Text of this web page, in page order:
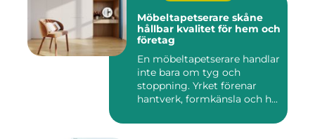
Möbeltapetserare skåne
hållbar kvalitet för hem och
företag
En möbeltapetserare handlar
inte bara om tyg och
stoppning. Yrket förenar
hantverk, formkänsla och h...